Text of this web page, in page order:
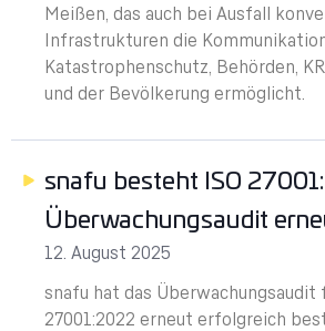
Meißen, das auch bei Ausfall
Infrastrukturen die
Katastrophenschutz, Behörden,
und der Bevölkerung ermöglicht.
snafu besteht ISO
Überwachungsaudit
12. August 2025
snafu hat das Überwachungsaudit
27001:2022 erneut erfolgreich